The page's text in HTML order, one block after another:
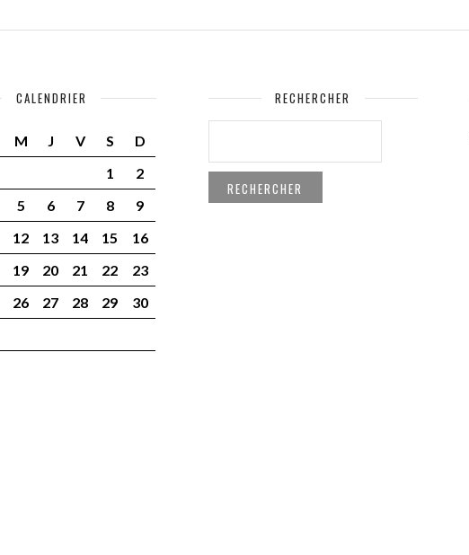
CALENDRIER
M J V S
D
1
2
5 6 7 8
9
12 13 14 15
16
19 20 21 22
23
26 27 28 29
30
RECHERCHER